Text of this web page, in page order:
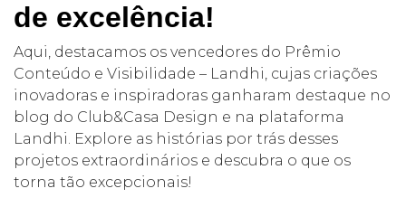
de excelência!
Aqui, destacamos os vencedores do Prêmio
Conteúdo e Visibilidade – Landhi, cujas criações
inovadoras e inspiradoras ganharam destaque no
blog do Club&Casa Design e na plataforma
Landhi. Explore as histórias por trás desses
projetos extraordinários e descubra o que os
torna tão excepcionais!